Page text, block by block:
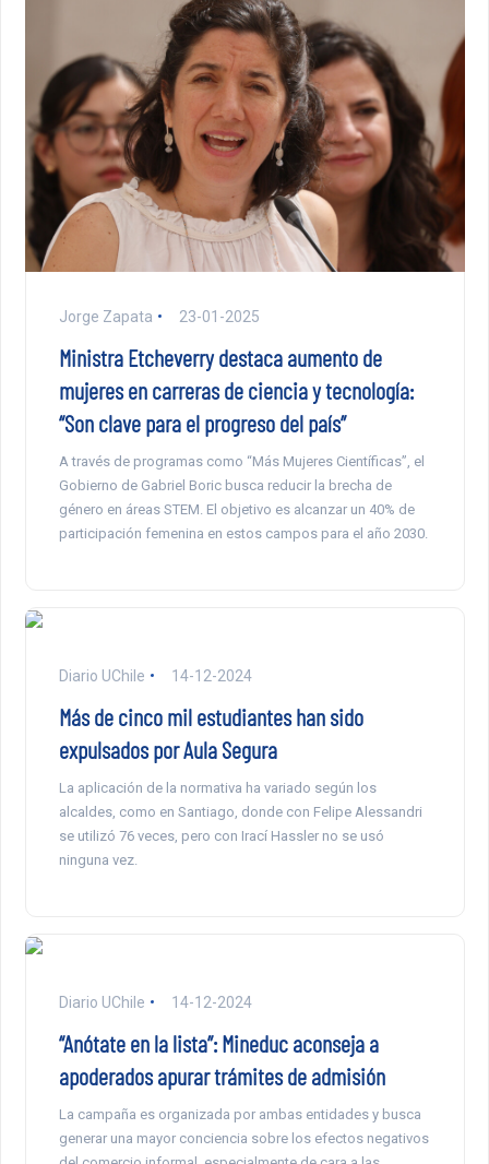
Jorge Zapata 23-01-2025
Ministra Etcheverry destaca aumento de
mujeres en carreras de ciencia y tecnología:
“Son clave para el progreso del país”
A través de programas como “Más Mujeres Científicas”, el
Gobierno de Gabriel Boric busca reducir la brecha de
género en áreas STEM. El objetivo es alcanzar un 40% de
participación femenina en estos campos para el año 2030.
Diario UChile 14-12-2024
Más de cinco mil estudiantes han sido
expulsados por Aula Segura
La aplicación de la normativa ha variado según los
alcaldes, como en Santiago, donde con Felipe Alessandri
se utilizó 76 veces, pero con Irací Hassler no se usó
ninguna vez.
Diario UChile 14-12-2024
“Anótate en la lista”: Mineduc aconseja a
apoderados apurar trámites de admisión
La campaña es organizada por ambas entidades y busca
generar una mayor conciencia sobre los efectos negativos